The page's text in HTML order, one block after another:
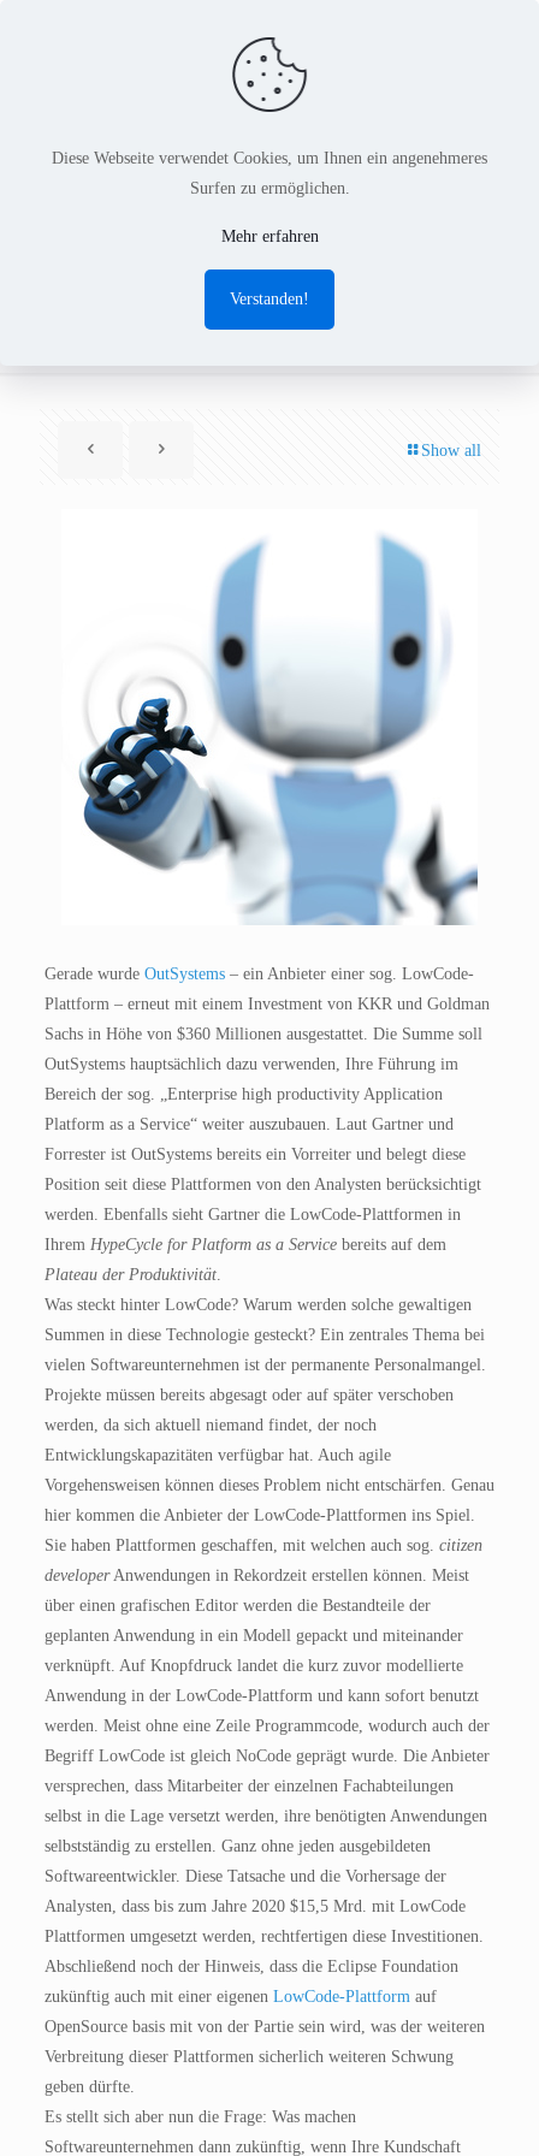
Softwareunternehmen im
Zeitalter der LowCode-
Plattformen
Show all
Gerade wurde OutSystems– ein Anbieter einer sog. LowCode-
Plattform – erneut mit einem Investment von KKR und Goldman
Sachs in Höhe von $360 Millionen ausgestattet. Die Summe soll
OutSystems hauptsächlich dazu verwenden, Ihre Führung im
Bereich der sog. „Enterprise high productivity Application
Platform as a Service“ weiter auszubauen. Laut Gartner und
Forrester ist OutSystems bereits ein Vorreiter und belegt diese
Position seit diese Plattformen von den Analysten berücksichtigt
werden. Ebenfalls sieht Gartner die LowCode-Plattformen in
Ihrem HypeCycle for Platform as a Servicebereits auf dem
Plateau der Produktivität.
Was steckt hinter LowCode? Warum werden solche gewaltigen
Summen in diese Technologie gesteckt? Ein zentrales Thema bei
vielen Softwareunternehmen ist der permanente Personalmangel.
Projekte müssen bereits abgesagt oder auf später verschoben
werden, da sich aktuell niemand findet, der noch
Entwicklungskapazitäten verfügbar hat. Auch agile
Vorgehensweisen können dieses Problem nicht entschärfen. Genau
hier kommen die Anbieter der LowCode-Plattformen ins Spiel.
Sie haben Plattformen geschaffen, mit welchen auch sog. citizen
developerAnwendungen in Rekordzeit erstellen können. Meist
über einen grafischen Editor werden die Bestandteile der
geplanten Anwendung in ein Modell gepackt und miteinander
verknüpft. Auf Knopfdruck landet die kurz zuvor modellierte
Anwendung in der LowCode-Plattform und kann sofort benutzt
werden. Meist ohne eine Zeile Programmcode, wodurch auch der
Begriff LowCode ist gleich NoCode geprägt wurde. Die Anbieter
versprechen, dass Mitarbeiter der einzelnen Fachabteilungen
selbst in die Lage versetzt werden, ihre benötigten Anwendungen
selbstständig zu erstellen. Ganz ohne jeden ausgebildeten
Softwareentwickler. Diese Tatsache und die Vorhersage der
Analysten, dass bis zum Jahre 2020 $15,5 Mrd. mit LowCode
Plattformen umgesetzt werden, rechtfertigen diese Investitionen.
Abschließend noch der Hinweis, dass die Eclipse Foundation
zukünftig auch mit einer eigenen LowCode-Plattformauf
OpenSource basis mit von der Partie sein wird, was der weiteren
Verbreitung dieser Plattformen sicherlich weiteren Schwung
geben dürfte.
Es stellt sich aber nun die Frage: Was machen
Softwareunternehmen dann zukünftig, wenn Ihre Kundschaft
Diese Webseite verwendet Cookies, um Ihnen ein angenehmeres
Surfen zu ermöglichen.
Mehr erfahren
Verstanden!